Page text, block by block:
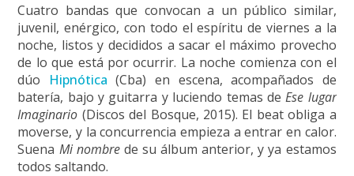
Cuatro bandas que convocan a un público similar,
juvenil, enérgico, con todo el espíritu de viernes a la
noche, listos y decididos a sacar el máximo provecho
de lo que está por ocurrir. La noche comienza con el
dúo Hipnótica (Cba) en escena, acompañados de
batería, bajo y guitarra y luciendo temas deEse lugar
Imaginario (Discos del Bosque, 2015). El beat obliga a
moverse, y la concurrencia empieza a entrar en calor.
Suena Mi nombrede su álbum anterior, y ya estamos
todos saltando.